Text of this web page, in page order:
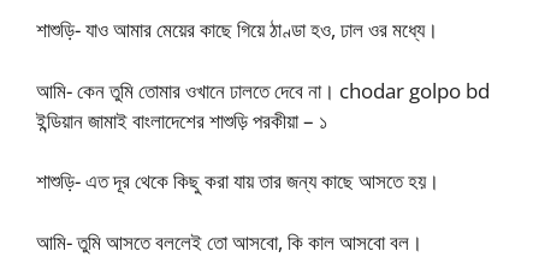
শাশুড়ি- যাও আমার মেয়ের কাছে গিয়ে ঠাণ্ডা হও, ঢাল ওর মধ্যে।
আমি- কেন তুমি তোমার ওখানে ঢালতে দেবে না। chodar golpo bd
ইন্ডিয়ান জামাই বাংলাদেশের শাশুড়ি পরকীয়া – ১
শাশুড়ি- এত দূর থেকে কিছু করা যায় তার জন্য কাছে আসতে হয়।
আমি- তুমি আসতে বললেই তো আসবো, কি কাল আসবো বল।